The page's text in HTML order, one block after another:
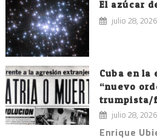
El azúcar
julio 28, 2026
Cuba en la
“nuevo
trumpista/
julio 28, 2026
Enrique